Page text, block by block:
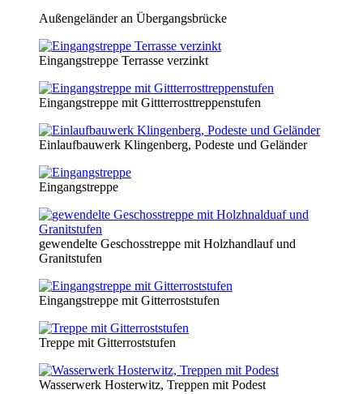
Außengeländer an Übergangsbrücke
Eingangstreppe Terrasse verzinkt
Eingangstreppe mit Gittterrosttreppenstufen
Einlaufbauwerk Klingenberg, Podeste und Geländer
Eingangstreppe
gewendelte Geschosstreppe mit Holzhandlauf und
Granitstufen
Eingangstreppe mit Gitterroststufen
Treppe mit Gitterroststufen
Wasserwerk Hosterwitz, Treppen mit Podest